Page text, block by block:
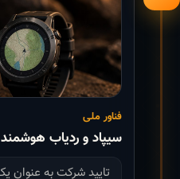
فناور ملی
سیپاد و ردیاب هوشمند